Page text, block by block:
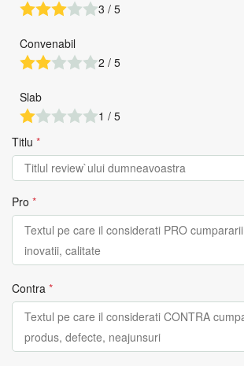
3 / 5
Convenabil
2 / 5
Slab
1 / 5
Titlu *
Pro *
Contra *